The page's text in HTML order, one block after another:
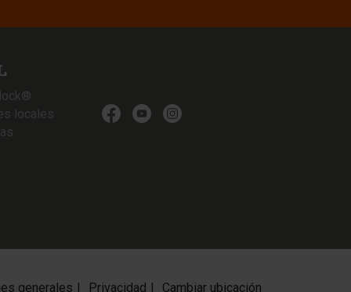
locales
generales Privacidad Cambiar ubicación